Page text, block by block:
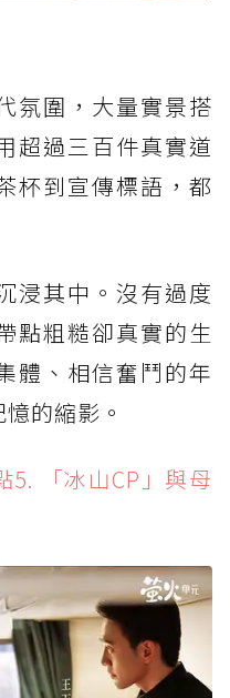
氛圍，大量實景搭
超過三百件真實道
杯到宣傳標語，都
浸其中。沒有過度
點粗糙卻真實的生
體、相信奮鬥的年
的縮影。
5. 「冰山CP」與母